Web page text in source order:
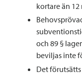
kortare än 12
och 89 §
beviljas inte
Det